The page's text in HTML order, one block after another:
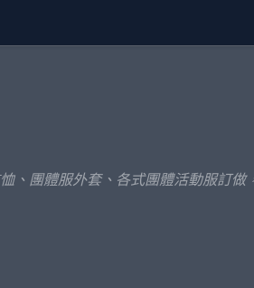
、團體服外套、各式團體活動服訂